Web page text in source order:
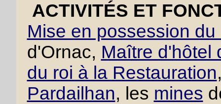
ACTIVITÉS ET
Mise en possession
d'Ornac, Maître d'hôtel
du roi à la Restauration
Pardailhan, les mines